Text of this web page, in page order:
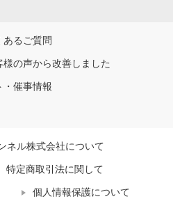
あるご質問
様の声から改善しました
・催事情報
ネル株式会社について
特定商取引法に関して
個人情報保護について